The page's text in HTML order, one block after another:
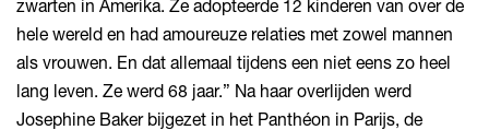
zwarten in Amerika. Ze adopteerde 12 kinderen van over de
hele wereld en had amoureuze relaties met zowel mannen
als vrouwen. En dat allemaal tijdens een niet eens zo heel
lang leven. Ze werd 68 jaar.” Na haar overlijden werd
Josephine Baker bijgezet in het Panthéon in Parijs, de